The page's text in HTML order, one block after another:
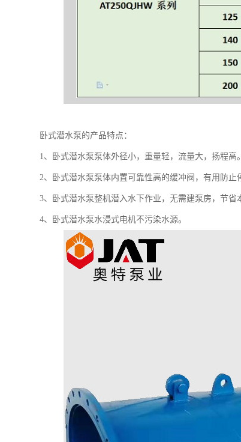
卧式潜水泵的产品特点：
1、卧式潜水泵泵体外径小，重量轻，流量大，扬程高。
2、卧式潜水泵泵体内置可靠性高的缓冲阀，有用防止
3、卧式潜水泵整机潜入水下作业，无需建泵房，节省
4、卧式潜水泵水浸式电机不污染水源。